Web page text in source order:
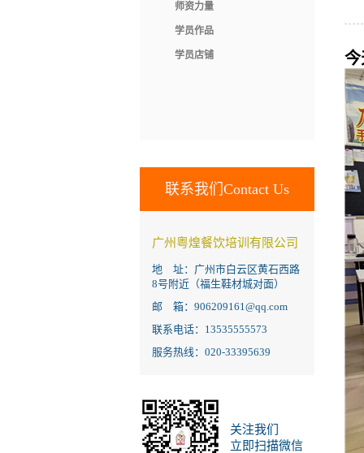
师资力量
学员作品
学员店铺
联系我们Contact Us
广州粤煌餐饮培训有限公司
地 址：广州市白云区黄石西路
8号附近（福生鞋材城对面）
邮 箱：906209161@qq.com
联系电话：13535555573
服务热线：020-33395639
关注我们
立即扫描微信
今